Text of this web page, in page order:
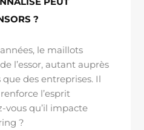
?
le maillots
l’essor, autant auprès
des entreprises. Il
l’esprit
vous qu’il impacte
?